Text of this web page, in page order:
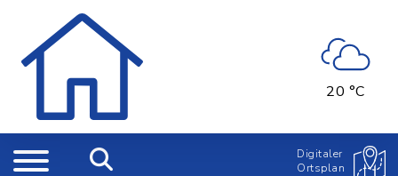
20 °C
Digitaler
Ortsplan